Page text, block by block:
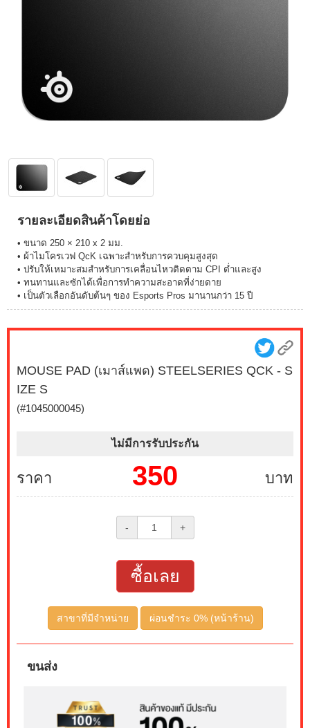
รายละเอียดสินค้าโดยย่อ
• ขนาด 250 × 210 x 2 มม.
• ผ้าไมโครเวฟ QcK เฉพาะสำหรับการควบคุมสูงสุด
• ปรับให้เหมาะสมสำหรับการเคลื่อนไหวติดตาม CPI ต่ำและสูง
• ทนทานและซักได้เพื่อการทำความสะอาดที่ง่ายดาย
• เป็นตัวเลือกอันดับต้นๆ ของ Esports Pros มานานกว่า 15 ปี
MOUSE PAD (เมาส์แพด) STEELSERIES QCK - S
IZE S
(#1045000045)
ไม่มีการรับประกัน
ราคา บาท
350
- +
ซื้อเลย
สาขาที่มีจำหน่าย ผ่อนชำระ 0% (หน้าร้าน)
ขนส่ง